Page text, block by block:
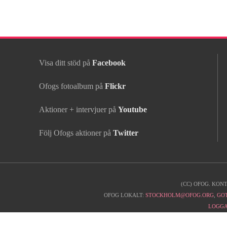
Visa ditt stöd på Facebook
Ofogs fotoalbum på Flickr
Aktioner + intervjuer på Youtube
Följ Ofogs aktioner på Twitter
(CC) OFOG.
OFOG LOKALT:STOCKHOLM@OFOG.ORG ,